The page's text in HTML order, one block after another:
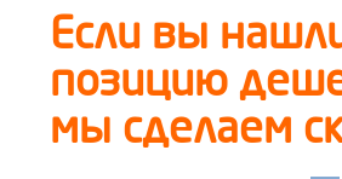
Если вы
позицию
мы сделаем